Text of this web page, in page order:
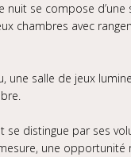
nuit se compose
chambres avec
une salle de jeux
se distingue par ses
une opportunité